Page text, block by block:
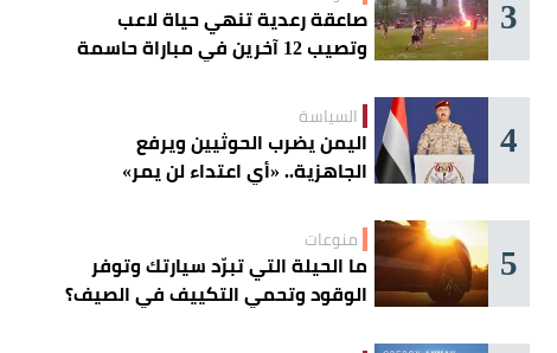
3
صاعقة رعدية تنهي حياة لاعب
وتصيب 12 آخرين في مباراة حاسمة
4 السياسة
اليمن يضرب الحوثيين ويرفع
الجاهزية.. «أي اعتداء لن يمر»
5 منوعات
ما الحيلة التي تبرّد سيارتك وتوفر
الوقود وتحمي التكييف في الصيف؟